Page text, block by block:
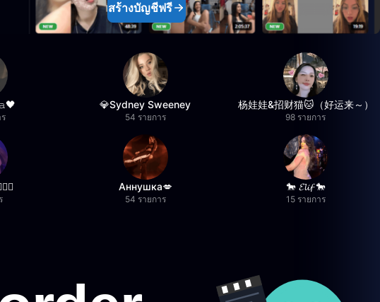
สร้างบัญชีฟรี
💎Sydney Sweeney
54 รายการ
杨娃娃&招财猫🐱（好运来～）
98 รายการ
Аннушка💋
54 รายการ
🐎 𝓔𝓵𝓲𝓯 🐎
15 รายการ